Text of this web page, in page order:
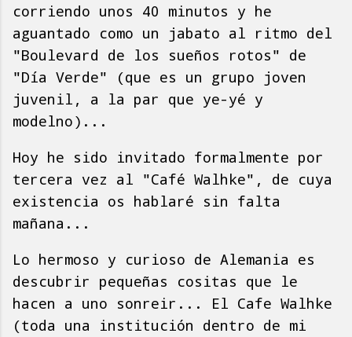
corriendo unos 40 minutos y he
aguantado como un jabato al ritmo del
"Boulevard de los sueños rotos" de
"Día Verde" (que es un grupo joven
juvenil, a la par que ye-yé y
modelno)...
Hoy he sido invitado formalmente por
tercera vez al "Café Walhke", de cuya
existencia os hablaré sin falta
mañana...
Lo hermoso y curioso de Alemania es
descubrir pequeñas cositas que le
hacen a uno sonreir... El Cafe Walhke
(toda una institución dentro de mi